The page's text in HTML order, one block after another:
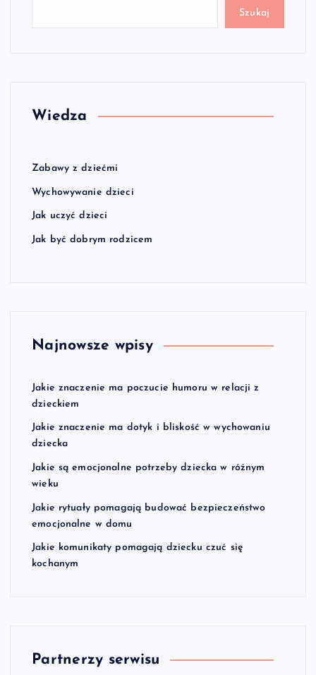
Szukaj
Wiedza
Zabawy z dziećmi
Wychowywanie dzieci
Jak uczyć dzieci
Jak być dobrym rodzicem
Najnowsze wpisy
Jakie znaczenie ma poczucie humoru w relacji z
dzieckiem
Jakie znaczenie ma dotyk i bliskość w wychowaniu
dziecka
Jakie są emocjonalne potrzeby dziecka w różnym
wieku
Jakie rytuały pomagają budować bezpieczeństwo
emocjonalne w domu
Jakie komunikaty pomagają dziecku czuć się
kochanym
Partnerzy serwisu